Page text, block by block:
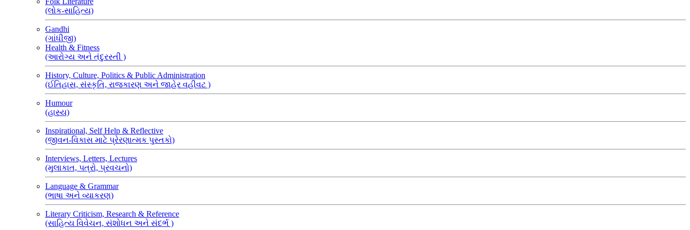
(લોક-સાહિત્ય)
Gandhi
(ગાંધીજી)
Health & Fitness
(આરોગ્ય અને તંદુરસ્તી )
History, Culture, Politics & Public Administration
(ઈતિહાસ, સંસ્કૃતિ, રાજકારણ અને જાહેર વહીવટ )
Humour
(હાસ્ય)
Inspirational, Self Help & Reflective
(જીવન-વિકાસ માટે પ્રેરણાત્મક પુસ્તકો)
Interviews, Letters, Lectures
(મુલાકાત, પત્રો, પ્રવચનો)
Language & Grammar
(ભાષા અને વ્યાકરણ)
Literary Criticism, Research & Reference
(સાહિત્ય વિવેચન, સંશોધન અને સંદર્ભ )